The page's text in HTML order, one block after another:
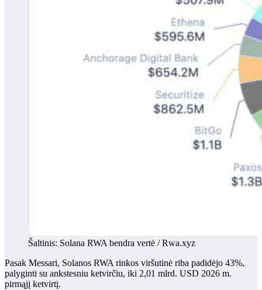
Šaltinis: Solana RWA bendra vertė / Rwa.xyz
Pasak Messari, Solanos RWA rinkos viršutinė riba padidėjo 43%,
palyginti su ankstesniu ketvirčiu, iki 2,01 mlrd. USD 2026 m.
pirmąjį ketvirtį.